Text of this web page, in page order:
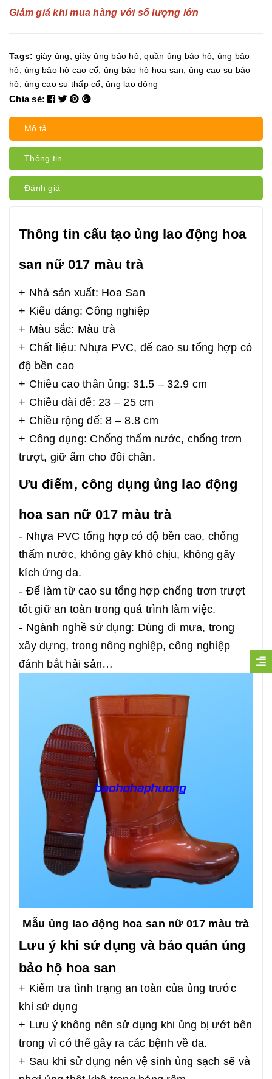
Giảm giá khi mua hàng với số lượng lớn
Tags: giày ủng giày ủng bảo hộ,quần ủng bảo hộ ủng bảo
hộ ủng bảo hộ cao cổ ủng bảo hộ hoa san
ủng cao su bảo
hộ ủng cao su thấp cổ ủng lao động
Chia sẻ:
Mô tả
Thông tin
Đánh giá
Thông tin cấu tạo ủng lao động hoa
san nữ 017 màu trà
+ Nhà sản xuất: Hoa San
+ Kiểu dáng: Công nghiệp
+ Màu sắc: Màu trà
+ Chất liệu: Nhựa PVC, đế cao su tổng hợp có
độ bền cao
+ Chiều cao thân ủng: 31.5 – 32.9 cm
+ Chiều dài đế: 23 – 25 cm
+ Chiều rộng đế: 8 – 8.8 cm
+ Công dụng: Chống thấm nước, chống trơn
trượt, giữ ấm cho đôi chân.
Ưu điểm, công dụng ủng lao động
hoa san nữ 017 màu trà
- Nhựa PVC tổng hợp có độ bền cao, chống
thấm nước, không gây khó chịu, không gây
kích ứng da.
- Đế làm từ cao su tổng hợp chống trơn trượt
tốt giữ an toàn trong quá trình làm việc.
- Ngành nghề sử dụng: Dùng đi mưa, trong
xây dựng, trong nông nghiệp, công nghiệp
đánh bắt hải sản…
Mẫu ủng lao động hoa san nữ 017 màu trà
Lưu ý khi sử dụng và bảo quản ủng
bảo hộ hoa san
+ Kiểm tra tình trạng an toàn của ủng trước
khi sử dụng
+ Lưu ý không nên sử dụng khi ủng bị ướt bên
trong vì có thể gây ra các bệnh về da.
+ Sau khi sử dụng nên vệ sinh ủng sạch sẽ và